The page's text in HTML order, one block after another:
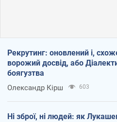
Рекрутинг: оновлений і,
ворожий досвід, або
боягузтва
Олександр Кірш 603
Ні зброї, ні людей: як